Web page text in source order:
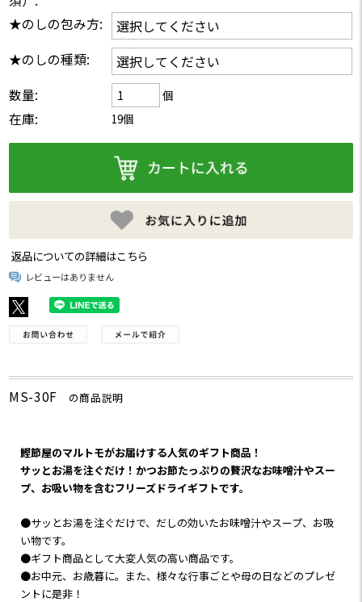
★のしの包み方:
★のしの種類:
数量:
個
在庫: 19個
返品についての詳細はこちら
レビューはありません
MS-30F の商品説明
鰹節屋のマルトモがお届けする人気のギフト商品！
サッとお湯を注ぐだけ！かつお節たっぷりの贅沢なお味噌汁やスー
プ、お吸い物を含むフリーズドライギフトです。
●サッとお湯を注ぐだけで、だしの効いたお味噌汁やスープ、お吸
い物です。
●ギフト商品として大変人気の高い商品です。
●お中元、お歳暮に。また、様々な行事ごとや母の日などのプレゼ
ントに是非！